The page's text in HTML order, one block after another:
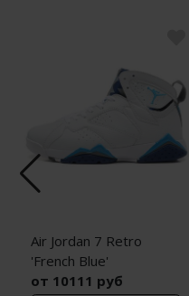
Air Jordan 7 Retro
'French Blue'
от 10111 руб